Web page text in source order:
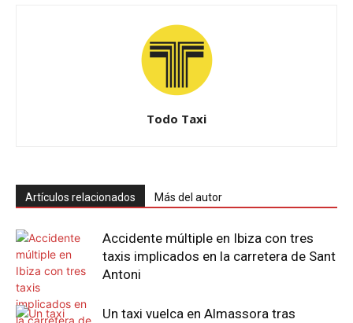
Todo Taxi
Artículos relacionados Más del autor
Accidente múltiple en Ibiza con tres
taxis implicados en la carretera de Sant
Antoni
Un taxi vuelca en Almassora tras